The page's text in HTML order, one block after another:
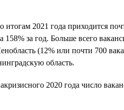
2021 года приходится
158% за год. Больше всего
(12% или почти 700
область.
2020 года число